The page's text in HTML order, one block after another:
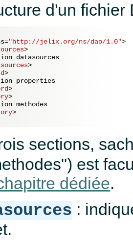
d'un
="http://jelix.org/ns/dao/1.0">
>
datasources
>
>
properties
>
>
methodes
>
sections,
est
dédiée.
: